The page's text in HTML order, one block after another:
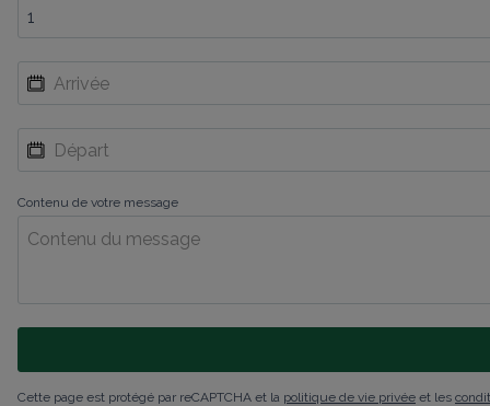
Contenu de votre message
Cette page est protégé par reCAPTCHA et la politique de vie privée et les